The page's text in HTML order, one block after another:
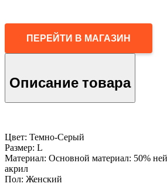
ПЕРЕЙТИ В МАГАЗИН
Описание товара
Цвет: Темно-Серый
Размер: L
Материал: Основной материал: 50%
акрил
Пол: Женский